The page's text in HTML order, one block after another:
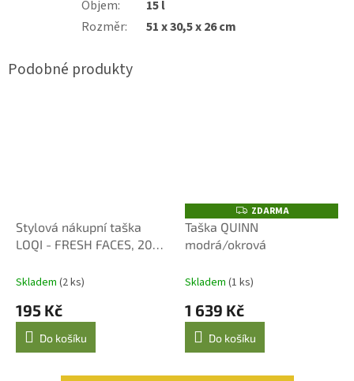
Objem:
15 l
Rozměr: 51 x 30,5 x 26 cm
Stylová nákupní taška
LOQI - FRESH FACES, 20
Skladem (2 ks)
195 Kč
Do košíku
Z
D
A
R
ZDARMA
Taška QUINN
modrá/okrová
Skladem (1 ks)
1 639 Kč
Do košíku